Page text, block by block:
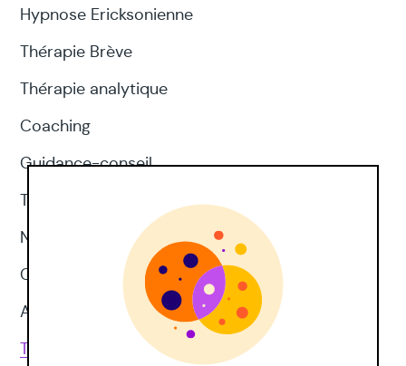
Hypnose Ericksonienne
Thérapie Brève
Thérapie analytique
Coaching
Guidance-conseil
Thérapie d'acceptation et d'engagement
Neuropsychologie
CNV
Approches corporelles
Toutes les techniques